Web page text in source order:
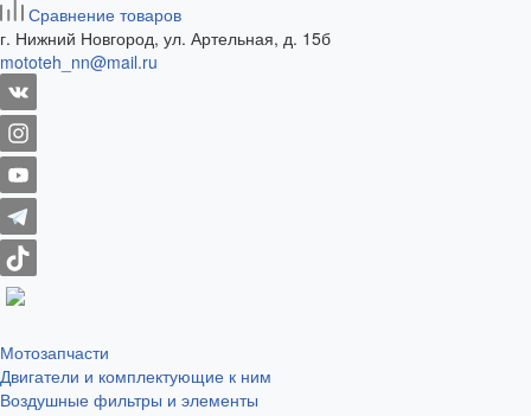
Сравнение товаров
г. Нижний Новгород, ул. Артельная, д. 15б
mototeh_nn@mail.ru
Мотозапчасти
Двигатели и комплектующие к ним
Воздушные фильтры и элементы